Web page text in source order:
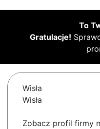
To
Gratulacje!
Wisła
Wisła
Zobacz profil firmy